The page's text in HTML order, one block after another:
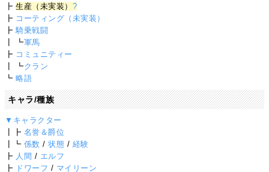
┣生産（未実装） ?
┣ コーティング（未実装）
┣騎乗戦闘
┃ ┗軍馬
┣ コミュニティー
┃ ┗クラン
┗略語
キャラ/種族
▼キャラクター
┃┣ 名誉＆爵位
┃┗ 係数 /状態 / 経験
┣ 人間 / エルフ
┣ ドワーフ / マイリーン